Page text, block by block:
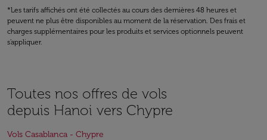
*Les tarifs affichés ont été collectés au cours des dernières 48 heures et
peuvent ne plus être disponibles au moment de la réservation. Des frais et
charges supplémentaires pour les produits et services optionnels peuvent
s'appliquer.
Toutes nos offres de vols
depuis Hanoi vers Chypre
Vols Casablanca - Chypre